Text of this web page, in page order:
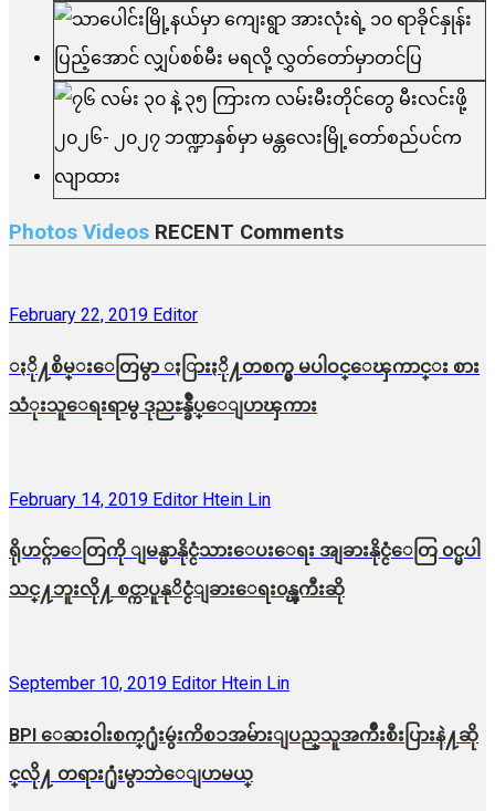
Photos Videos RECENT Comments
February 22, 2019 Editor
ႏို႔စိမ္းေတြမွာ ႏြားႏို႔တစက္မွ မပါဝင္ေၾကာင္း စား
သံုးသူေရးရာမွ ဒုညႊန္ခ်ဳပ္ေျပာၾကား
February 14, 2019 Editor Htein Lin
ရိုဟင္ဂ်ာေတြကို ျမန္မာနိုင္ငံသားေပးေရး အျခားနိုင္ငံေတြ ၀င္မပါ
သင္႔ဘူးလို႔ စင္ကာပူနုိင္ငံျခားေရး၀န္ၾကီးဆို
September 10, 2019 Editor Htein Lin
BPI ​ေဆးဝါးစက္​႐ုံးမွဴးကိစၥအမ်ားျပည္​သူအက်ိဳးစီးပြားနဲ႔ဆို
င္​လို႔ တရား႐ုံးမွာဘဲေျပာမယ္​